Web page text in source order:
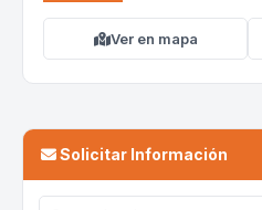
Ver en mapa
Solicitar Información